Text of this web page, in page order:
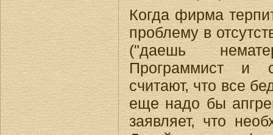
Когда фирма
проблему в
("даешь
Программист и
считают, что все
еще надо бы
заявляет, что